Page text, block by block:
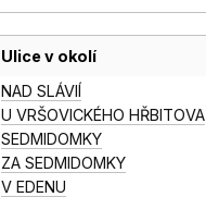
Ulice v okolí
NAD SLÁVIÍ
U VRŠOVICKÉHO HŘBITOVA
SEDMIDOMKY
ZA SEDMIDOMKY
V EDENU